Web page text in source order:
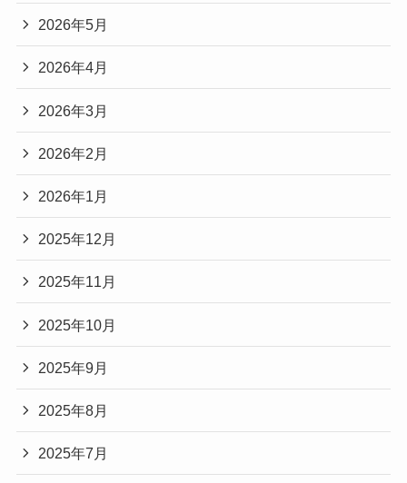
2026年5月
2026年4月
2026年3月
2026年2月
2026年1月
2025年12月
2025年11月
2025年10月
2025年9月
2025年8月
2025年7月